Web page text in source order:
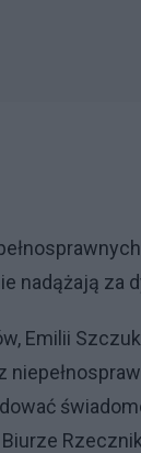
nadążają za
Emilii